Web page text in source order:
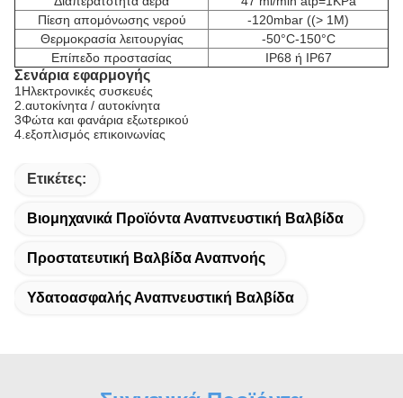
Πίεση απομόνωσης νερού
-120mbar ((> 1M)
Θερμοκρασία λειτουργίας
-50°C-150°C
Επίπεδο προστασίας
IP68 ή IP67
Σενάρια εφαρμογής
1Ηλεκτρονικές συσκευές
2.αυτοκίνητα / αυτοκίνητα
3Φώτα και φανάρια εξωτερικού
4.εξοπλισμός επικοινωνίας
Ετικέτες:
Βιομηχανικά Προϊόντα Αναπνευστική Βαλβίδα
Προστατευτική Βαλβίδα Αναπνοής
Υδατοασφαλής Αναπνευστική Βαλβίδα